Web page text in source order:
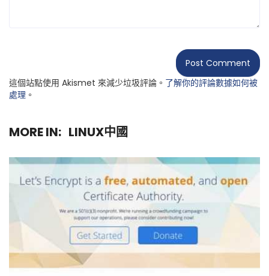
這個站點使用 Akismet 來減少垃圾評論。 了解你的評論數據如何被
處理 。
MORE IN: LINUX中國